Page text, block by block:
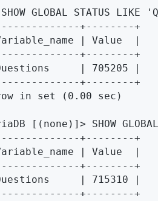
GLOBAL STATUS
+--------+
| Value  |
+--------+
| 705205 |
+--------+
in set (0.00 sec)
[(none)]> SHOW
+--------+
| Value  |
+--------+
| 715310 |
+--------+